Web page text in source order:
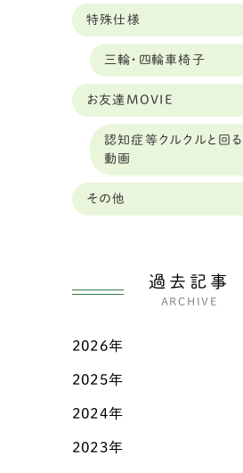
ボクサー
シェパード
フラットコーテッドレトリ
ーバー
中型犬
ダルメシアン
ワイヤーフォックステリア
ボストンテリア
スピッツ
ウェルシュコーギー
岡山県
岩手県
島根県
広島
広島県
徳島県
愛知県
新潟県
東京都
栃木県
特殊仕様
三輪・四輪車椅子
お友達MOVIE
認知症等クルクルと回る
動画
その他
過去記事
ARCHIVE
2026年
2025年
2024年
2023年